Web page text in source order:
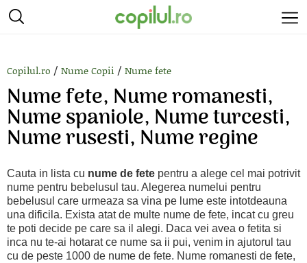
Copilul.ro / Nume Copii / Nume fete
Nume fete, Nume romanesti,
Nume spaniole, Nume turcesti,
Nume rusesti, Nume regine
Cauta in lista cu nume de fete pentru a alege cel mai potrivit
nume pentru bebelusul tau. Alegerea numelui pentru
bebelusul care urmeaza sa vina pe lume este intotdeauna
una dificila. Exista atat de multe nume de fete, incat cu greu
te poti decide pe care sa il alegi. Daca vei avea o fetita si
inca nu te-ai hotarat ce nume sa ii pui, venim in ajutorul tau
cu de peste 1000 de nume de fete. Nume romanesti de fete,